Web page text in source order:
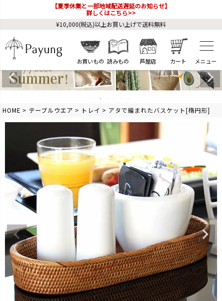
【夏季休業と一部地域配送遅延のお知らせ】
詳しくはこちら>>
¥10,000(税込)以上お買い上げで送料無料
お買いもの 読みもの 芦屋店 カート
HOME テーブルウエア トレイ アタで編まれたバスケット[楕円形]